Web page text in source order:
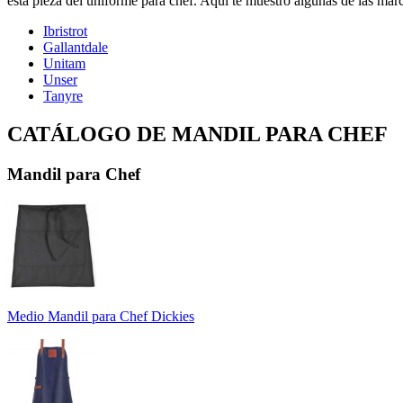
Ibristrot
Gallantdale
Unitam
Unser
Tanyre
CATÁLOGO DE MANDIL PARA CHEF
Mandil para Chef
Medio Mandil para Chef Dickies